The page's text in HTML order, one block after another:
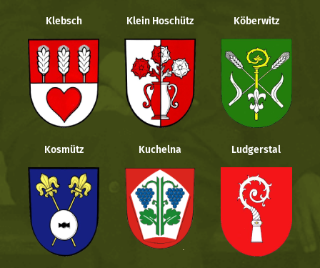
Klebsch Klein Hoschütz Köberwitz
Kosmütz Kuchelna Ludgerstal